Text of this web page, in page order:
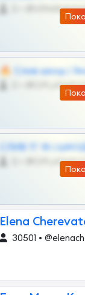
🔥 Слив шкод |
СЛИВ ТГ 18 |
Elena
30501 •